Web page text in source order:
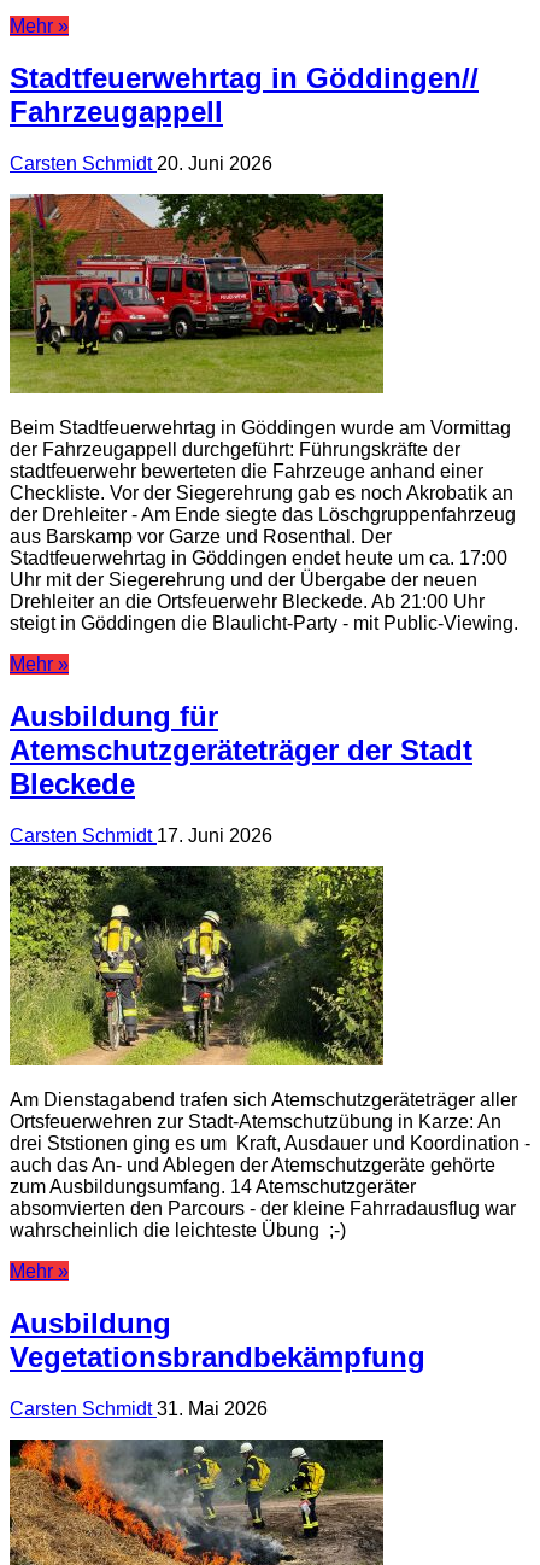
Mehr »
Stadtfeuerwehrtag in Göddingen//
Fahrzeugappell
Carsten Schmidt 20. Juni 2026
Beim Stadtfeuerwehrtag in Göddingen wurde am Vormittag
der Fahrzeugappell durchgeführt: Führungskräfte der
stadtfeuerwehr bewerteten die Fahrzeuge anhand einer
Checkliste. Vor der Siegerehrung gab es noch Akrobatik an
der Drehleiter - Am Ende siegte das Löschgruppenfahrzeug
aus Barskamp vor Garze und Rosenthal. Der
Stadtfeuerwehrtag in Göddingen endet heute um ca. 17:00
Uhr mit der Siegerehrung und der Übergabe der neuen
Drehleiter an die Ortsfeuerwehr Bleckede. Ab 21:00 Uhr
steigt in Göddingen die Blaulicht-Party - mit Public-Viewing.
Mehr »
Ausbildung für
Atemschutzgeräteträger der Stadt
Bleckede
Carsten Schmidt 17. Juni 2026
Am Dienstagabend trafen sich Atemschutzgeräteträger aller
Ortsfeuerwehren zur Stadt-Atemschutzübung in Karze: An
drei Ststionen ging es um Kraft, Ausdauer und Koordination -
auch das An- und Ablegen der Atemschutzgeräte gehörte
zum Ausbildungsumfang. 14 Atemschutzgeräter
absomvierten den Parcours - der kleine Fahrradausflug war
wahrscheinlich die leichteste Übung ;-)
Mehr »
Ausbildung
Vegetationsbrandbekämpfung
Carsten Schmidt31. Mai 2026